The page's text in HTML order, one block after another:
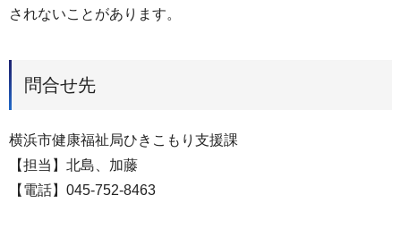
されないことがあります。
問合せ先
横浜市健康福祉局ひきこもり支援課
【担当】北島、加藤
【電話】045-752-8463